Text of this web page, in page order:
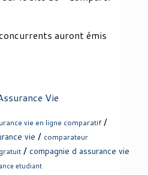
auront émis
Vie
vie en ligne comparatif/
vie / comparateur
/ compagnie d assurance vie
etudiant